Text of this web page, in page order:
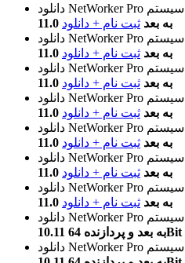
دانلود NetWorker Pro
11.0 به بعد ثبت نام + دانلود
دانلود NetWorker Pro
11.0 به بعد ثبت نام + دانلود
دانلود NetWorker Pro
11.0 به بعد ثبت نام + دانلود
دانلود NetWorker Pro
11.0 به بعد ثبت نام + دانلود
دانلود NetWorker Pro
11.0 به بعد ثبت نام + دانلود
دانلود NetWorker Pro
11.0 به بعد ثبت نام + دانلود
دانلود NetWorker Pro
11.0 به بعد ثبت نام + دانلود
دانلود NetWorker Pro
10.11 به بعد و پردازنده 64Bit
دانلود NetWorker Pro